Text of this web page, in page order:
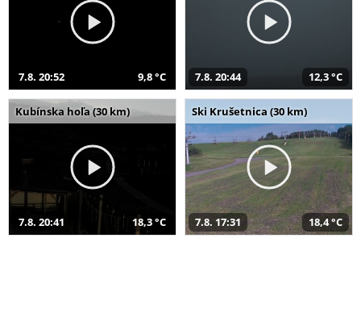
7.8. 20:52 9,8 °C 7.8. 20:44 12,3 °C
Kubínska hoľa (30 km)
7.8. 20:41 18,3 °C
Ski Krušetnica (30 km)
7.8. 17:31 18,4 °C